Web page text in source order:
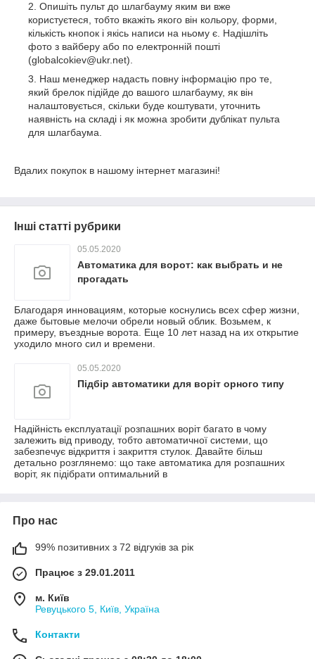
Опишіть пульт до шлагбауму яким ви вже
користуєтеся, тобто вкажіть якого він кольору, форми,
кількість кнопок і якісь написи на ньому є. Надішліть
фото з вайберу або по електронній пошті
(globalcokiev@ukr.net).
Наш менеджер надасть повну інформацію про те,
який брелок підійде до вашого шлагбауму, як він
налаштовується, скільки буде коштувати, уточнить
наявність на складі і як можна зробити дублікат пульта
для шлагбаума.
Вдалих покупок в нашому інтернет магазині!
Інші статті рубрики
05.05.2020
Автоматика для ворот: как выбрать и не
прогадать
Благодаря инновациям, которые коснулись всех сфер жизни,
даже бытовые мелочи обрели новый облик. Возьмем, к
примеру, въездные ворота. Еще 10 лет назад на их открытие
уходило много сил и времени.
05.05.2020
Підбір автоматики для воріт орного типу
Надійність експлуатації розпашних воріт багато в чому
залежить від приводу, тобто автоматичної системи, що
забезпечує відкриття і закриття стулок. Давайте більш
детально розглянемо: що таке автоматика для розпашних
воріт, як підібрати оптимальний в
Про нас
99% позитивних з 72 відгуків за рік
Працює з 29.01.2011
м. Київ
Ревуцького 5, Київ, Україна
Контакти